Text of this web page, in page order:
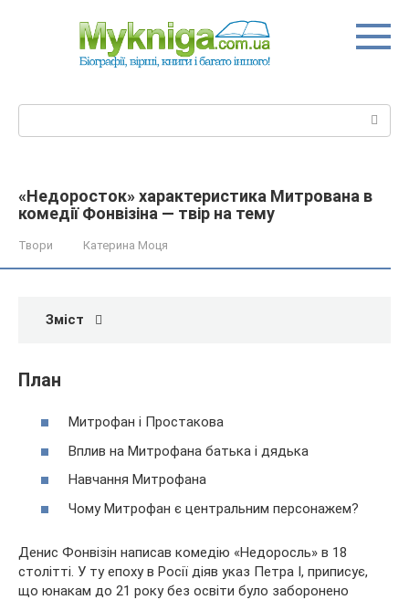
«Недоросток» характеристика Митрована в
комедії Фонвізіна — твір на тему
Твори Катерина Моця
Зміст
План
Митрофан і Простакова
Вплив на Митрофана батька і дядька
Навчання Митрофана
Чому Митрофан є центральним персонажем?
Денис Фонвізін написав комедію «Недоросль» в 18
столітті. У ту епоху в Росії діяв указ Петра I, приписує,
що юнакам до 21 року без освіти було заборонено